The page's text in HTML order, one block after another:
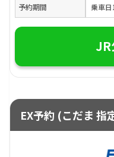
予約期間 乗車
JR
EX予約 (こだま 指